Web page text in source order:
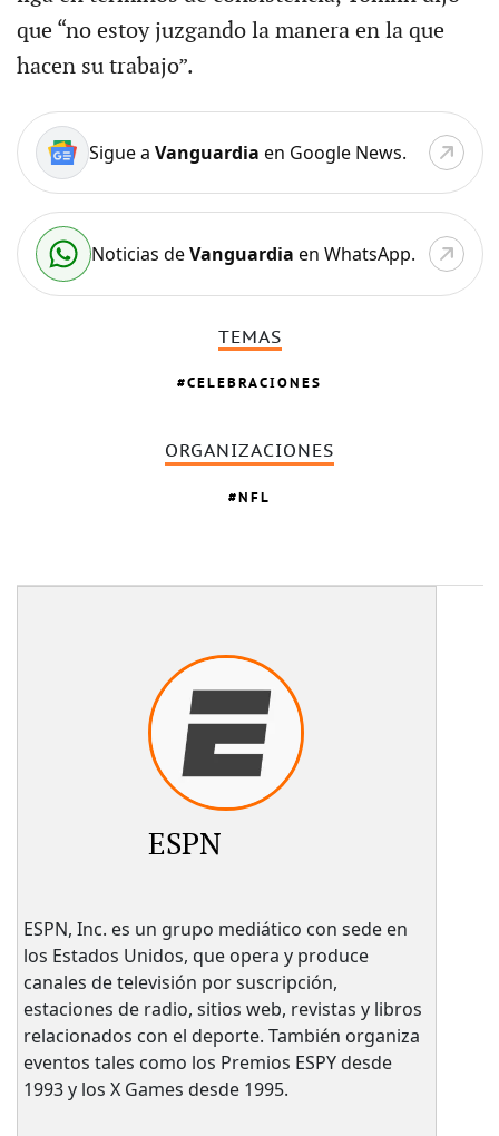
que “no estoy juzgando la manera en la que
hacen su trabajo”.
Sigue a Vanguardia en Google News.
Noticias deVanguardia en WhatsApp.
TEMAS
CELEBRACIONES
ORGANIZACIONES
NFL
ESPN
ESPN, Inc. es un grupo mediático con sede en
los Estados Unidos, que opera y produce
canales de televisión por suscripción,
estaciones de radio, sitios web, revistas y libros
relacionados con el deporte. También organiza
eventos tales como los Premios ESPY desde
1993 y los X Games desde 1995.